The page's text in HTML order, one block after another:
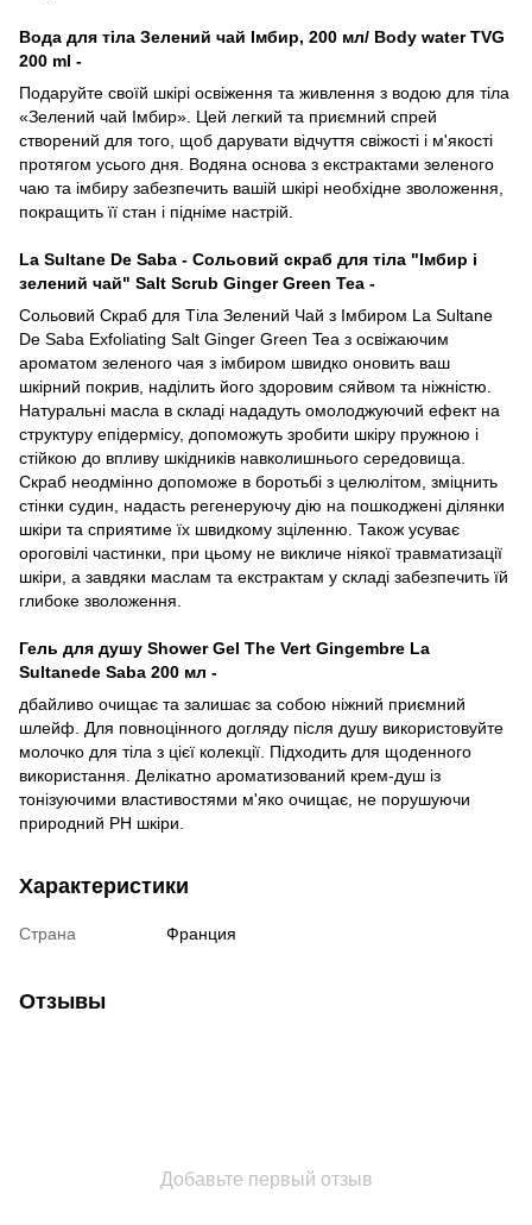
Вода для тіла Зелений чай Імбир, 200 мл/ Body water TVG
200 ml -
Подаруйте своїй шкірі освіження та живлення з водою для тіла
«Зелений чай Імбир». Цей легкий та приємний спрей
створений для того, щоб дарувати відчуття свіжості і м'якості
протягом усього дня. Водяна основа з екстрактами зеленого
чаю та імбиру забезпечить вашій шкірі необхідне зволоження,
покращить її стан і підніме настрій.
La Sultane De Saba - Сольовий скраб для тіла "Імбир і
зелений чай" Salt Scrub Ginger Green Tea -
Сольовий Скраб для Тіла Зелений Чай з Імбиром La Sultane
De Saba Exfoliating Salt Ginger Green Tea з освіжаючим
ароматом зеленого чая з імбиром швидко оновить ваш
шкірний покрив, наділить його здоровим сяйвом та ніжністю.
Натуральні масла в складі нададуть омолоджуючий ефект на
структуру епідермісу, допоможуть зробити шкіру пружною і
стійкою до впливу шкідників навколишнього середовища.
Скраб неодмінно допоможе в боротьбі з целюлітом, зміцнить
стінки судин, надасть регенеруючу дію на пошкоджені ділянки
шкіри та сприятиме їх швидкому зціленню. Також усуває
ороговілі частинки, при цьому не викличе ніякої травматизації
шкіри, а завдяки маслам та екстрактам у складі забезпечить їй
глибоке зволоження.
Гель для душу Shower Gel The Vert Gingembre La
Sultanede Saba 200 мл -
дбайливо очищає та залишає за собою ніжний приємний
шлейф. Для повноцінного догляду після душу використовуйте
молочко для тіла з цієї колекції. Підходить для щоденного
використання. Делікатно ароматизований крем-душ із
тонізуючими властивостями м'яко очищає, не порушуючи
природний РН шкіри.
Характеристики
Страна Франция
Отзывы
Добавьте первый отзыв